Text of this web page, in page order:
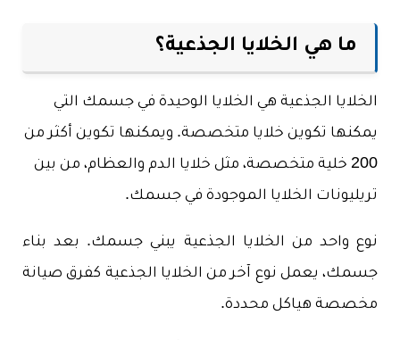
ما هي الخلايا الجذعية؟
الخلايا الجذعية هي الخلايا الوحيدة في جسمك التي
يمكنها تكوين خلايا متخصصة. ويمكنها تكوين أكثر من
200 خلية متخصصة، مثل خلايا الدم والعظام، من بين
تريليونات الخلايا الموجودة في جسمك.
نوع واحد من الخلايا الجذعية يبني جسمك. بعد بناء
جسمك، يعمل نوع آخر من الخلايا الجذعية كفرق صيانة
مخصصة هياكل محددة.